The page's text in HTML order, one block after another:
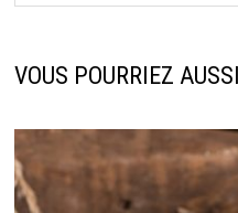
VOUS POURRIEZ